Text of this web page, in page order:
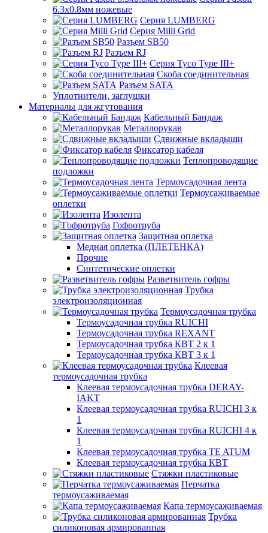
6.3х0.8мм ножевые
Серия LUMBERG
Серия Milli Grid
Разъем SB50
Разъем RJ
Серия Tyco Type III+
Скоба соединительная
Разъем SATA
Уплотнители, заглушки
Материалы для жгутования
Кабельный Бандаж
Металлорукав
Сдвижные вкладыши
Фиксатор кабеля
Теплопроводящие
подложки
Термоусадочная лента
Термоусаживаемые
оплетки
Изолента
Гофротруба
Защитная оплетка
Медная оплетка (ПЛЕТЕНКА)
Прочие
Синтетические оплетки
Разветвитель гофры
Трубка
электроизоляционная
Термоусадочная трубка
Термоусадочная трубка RUICHI
Термоусадочная трубка REXANT
Термоусадочная трубка КВТ 2 к 1
Термоусадочная трубка КВТ 3 к 1
Клеевая
термоусадочная трубка
Клеевая термоусадочная трубка DERAY-
IAKT
Клеевая термоусадочная трубка RUICHI 3 к
1
Клеевая термоусадочная трубка RUICHI 4 к
1
Клеевая термоусадочная трубка TE ATUM
Клеевая термоусадочная трубка КВТ
Стяжки пластиковые
Перчатка
термоусаживаемая
Капа термоусаживаемая
Трубка
силиконовая армированная